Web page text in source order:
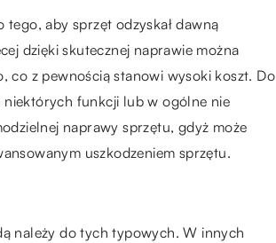
aby sprzęt odzyskał dawną
dzięki skutecznej naprawie można
co z pewnością stanowi wysoki koszt. Do
niektórych funkcji lub w ogólne nie
naprawy sprzętu, gdyż może
uszkodzeniem sprzętu.
należy do tych typowych. W innych